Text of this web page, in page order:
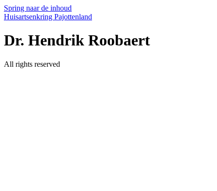
Spring naar de inhoud
Huisartsenkring Pajottenland
Dr. Hendrik Roobaert
All rights reserved